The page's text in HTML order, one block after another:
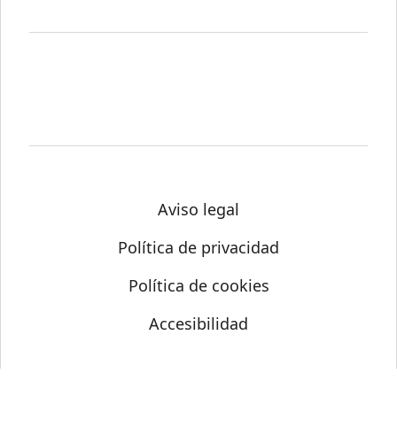
Aviso legal
Política de privacidad
Política de cookies
Accesibilidad